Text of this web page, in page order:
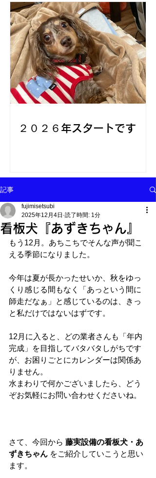
２０２６年スタートです
記事
看板犬『あずきちゃん』
fujimisetsubi
2025年12月4日 読了時間: 1分
もう12月。あちこちでそんな声が聞こ
える季節になりました。
今年は夏が長かったせいか、秋をゆっ
くり感じる間もなく「あっという間に
師走だなぁ」と感じているのは、きっ
と私だけではないはずです。
12月に入ると、どの業者さんも「年内
完成」を目指してバタバタしがちです
が、お困りごとにカレンダーは関係あ
りません。
水まわりで何かございましたら、どう
ぞお気軽にお問い合わせくださいね。
さて、今回から 藤実設備の看板犬・あ
ずきちゃん をご紹介していこうと思い
ます。